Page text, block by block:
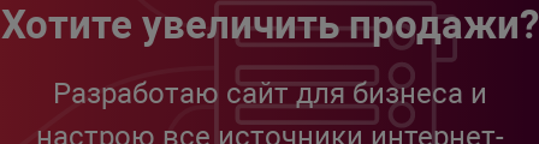
Хотите увеличить продажи?
Разработаю сайт для бизнеса и
настрою все источники интернет-